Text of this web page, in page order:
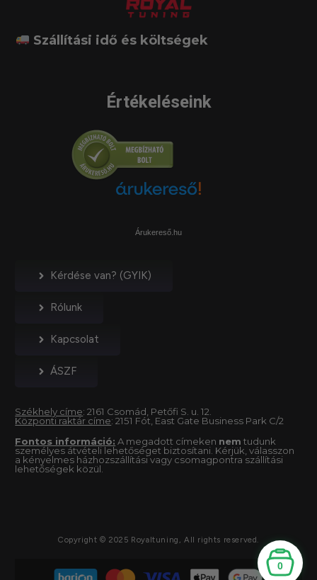
Szállítási idő és költségek
Értékeléseink
Árukereső.hu
Kérdése van? (GYIK)
Rólunk
Kapcsolat
ÁSZF
Székhely címe: 2161 Csomád, Petőfi S. u. 12.
Központi raktár címe: 2151 Fót, East Gate Business Park C/2
Fontos információ: A megadott címeken nem tudunk
személyes átvételi lehetőséget biztosítani. Kérjük, válasszon
a kényelmes házhozszállítási vagy csomagpontra szállítási
lehetőségek közül.
Copyright © 2025 Royaltuning, All rights reserved.
0